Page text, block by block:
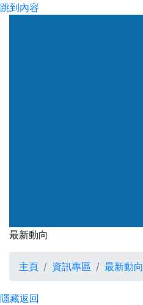
跳到內容
最新動向
最新動向
主頁 資訊專區 最新動向
隱藏返回